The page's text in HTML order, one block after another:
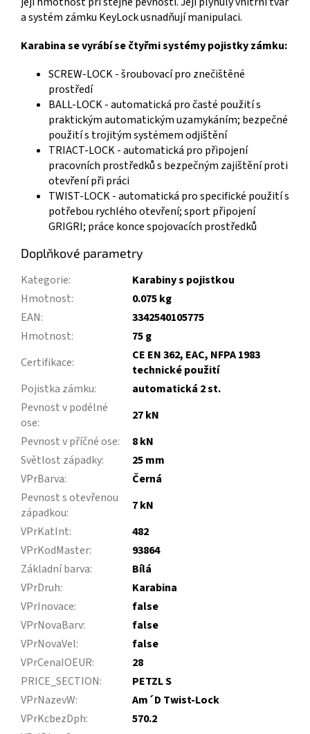
a systém zámku KeyLock usnadňují manipulaci.
Karabina se vyrábí se čtyřmi systémy pojistky zámku:
SCREW-LOCK - šroubovací pro znečištěné
prostředí
BALL-LOCK - automatická pro časté použití s
praktickým automatickým uzamykáním; bezpečné
použití s trojitým systémem odjištění
TRIACT-LOCK - automatická pro připojení
pracovních prostředků s bezpečným zajištění proti
otevření při práci
TWIST-LOCK - automatická pro specifické použití s
potřebou rychlého otevření; sport připojení
GRIGRI; práce konce spojovacích prostředků
Doplňkové parametry
Kategorie:
Karabiny s pojistkou
Hmotnost:
0.075 kg
EAN:
3342540105775
Hmotnost:
75 g
Certifikace:
CE EN 362, EAC, NFPA 1983
technické použití
Pojistka zámku:
automatická 2 st.
Pevnost v podélné
ose:
27 kN
Pevnost v příčné ose:
8 kN
Světlost západky:
25 mm
VPrBarva:
Černá
Pevnost s otevřenou
západkou:
7 kN
VPrKatInt:
482
VPrKodMaster:
93864
Základní barva:
Bílá
VPrDruh:
Karabina
VPrInovace:
false
VPrNovaBarv:
false
VPrNovaVel:
false
VPrCenaIOEUR:
28
PRICE_SECTION:
PETZL S
VPrNazevW:
Am´D Twist-Lock
VPrKcbezDph:
570.2